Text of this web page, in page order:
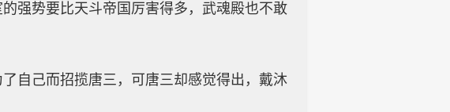
强势要比天斗帝国厉害得多，武魂殿也不敢
自己而招揽唐三，可唐三却感觉得出，戴沐